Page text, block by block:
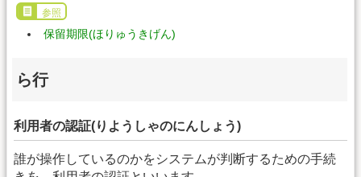
参照
保留期限(ほりゅうきげん)
ら行
利用者の認証(りようしゃのにんしょう)
誰が操作しているのかをシステムが判断するための手続